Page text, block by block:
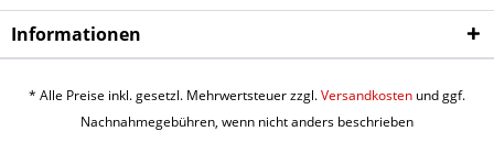
Informationen
* Alle Preise inkl. gesetzl. Mehrwertsteuer zzgl.Versandkosten und ggf.
Nachnahmegebühren, wenn nicht anders beschrieben